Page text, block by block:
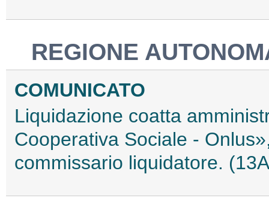
REGIONE
COMUNICATO
Liquidazione coatta
Cooperativa Sociale -
commissario liquidatore.